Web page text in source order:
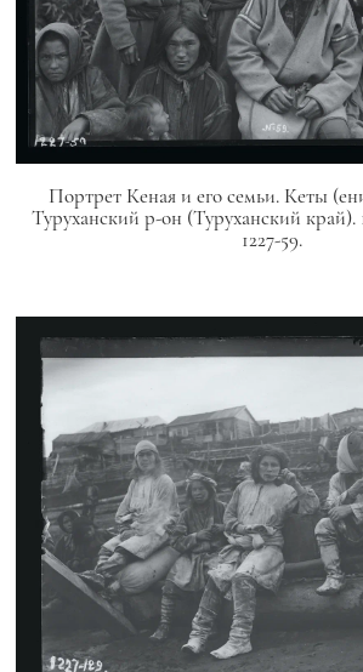
Портрет Кеная и его семьи. Кеты
Туруханский р-он (Туруханский
1227-59.